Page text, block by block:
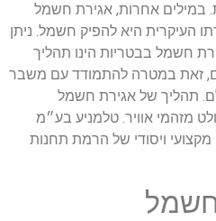
במילים אחרות, אגירת חשמל
העיקרית היא להפיק חשמל. ניתן
חשמל בבטריות הינו תהליך
זאת במטרה להתמודד עם משבר
תהליך של אגירת חשמל
מזהמי אוויר. טלמניע בע״מ
ויסודי של הרמת תחנות